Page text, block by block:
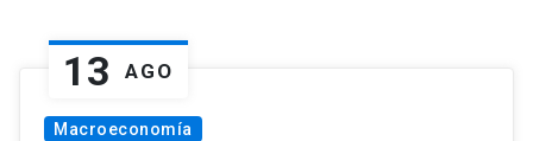
13 AGO
Macroeconomía